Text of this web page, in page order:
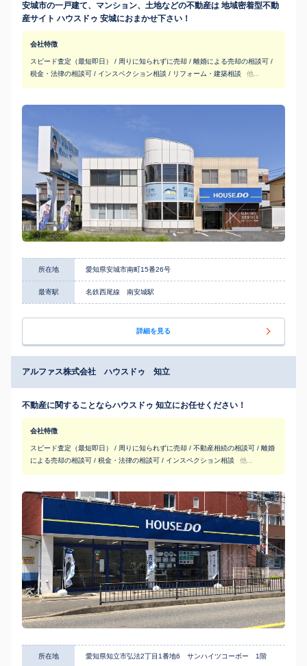
安城市の一戸建て、マンション、土地などの不動産は 地域密着型不動
産サイト ハウスドゥ 安城におまかせ下さい！
会社特徴
スピード査定（最短即日） / 周りに知られずに売却 / 離婚による売却の相談可 /
税金・法律の相談可 / インスペクション相談 / リフォーム・建築相談
他...
所在地 愛知県安城市南町15番26号
最寄駅 名鉄西尾線 南安城駅
詳細を見る
アルファス株式会社 ハウスドゥ 知立
不動産に関することならハウスドゥ 知立にお任せください！
会社特徴
スピード査定（最短即日） / 周りに知られずに売却 / 不動産相続の相談可 / 離婚
による売却の相談可 / 税金・法律の相談可 / インスペクション相談
他...
所在地 愛知県知立市弘法2丁目1番地6 サンハイツコーボー 1階